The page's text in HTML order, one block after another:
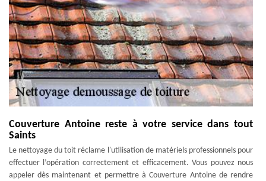
Couverture Antoine reste à votre service dans tout
Saints
Le nettoyage du toit réclame l'utilisation de matériels professionnels pour
effectuer l’opération correctement et efficacement. Vous pouvez nous
appeler dès maintenant et permettre à Couverture Antoine de rendre